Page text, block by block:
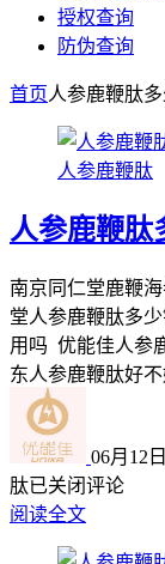
授权查询
防伪查询
首页人参鹿鞭肽
人参鹿鞭肽
人参鹿鞭肽
南京同仁堂鹿鞭
堂人参鹿鞭肽多
用吗 优能佳人参
东人参鹿鞭肽好
06月12日
肽已关闭评论
阅读全文